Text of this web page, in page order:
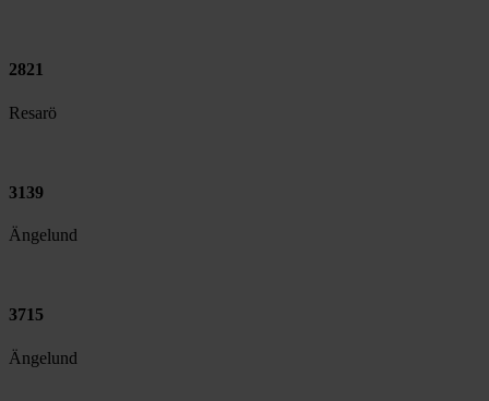
2821
Resarö
3139
Ängelund
3715
Ängelund